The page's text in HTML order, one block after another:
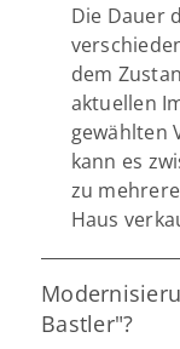
Die Dauer
dem
aktuellen
gewählten
kann es
zu
Haus
Bastler"?